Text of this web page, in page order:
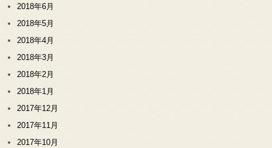
2018年6月
2018年5月
2018年4月
2018年3月
2018年2月
2018年1月
2017年12月
2017年11月
2017年10月